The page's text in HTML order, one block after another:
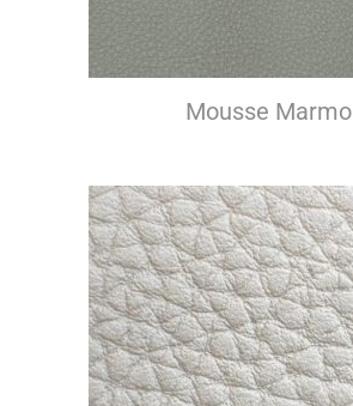
Mousse Marmo